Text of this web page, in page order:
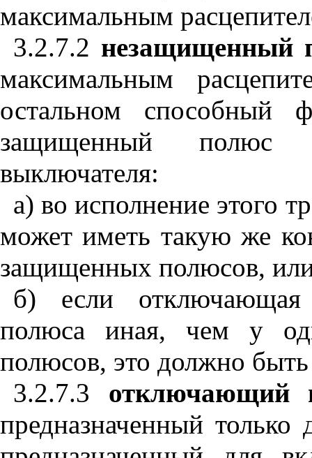
максимальным
3.2.7.2 незащищенный
максимальным
остальном способный
защищенный полюс
выключателя:
а) во исполнение этого
может иметь такую же
защищенных полюсов,
б) если отключающая
полюса иная, чем у
полюсов, это должно быть
3.2.7.3 отключающий
предназначенный